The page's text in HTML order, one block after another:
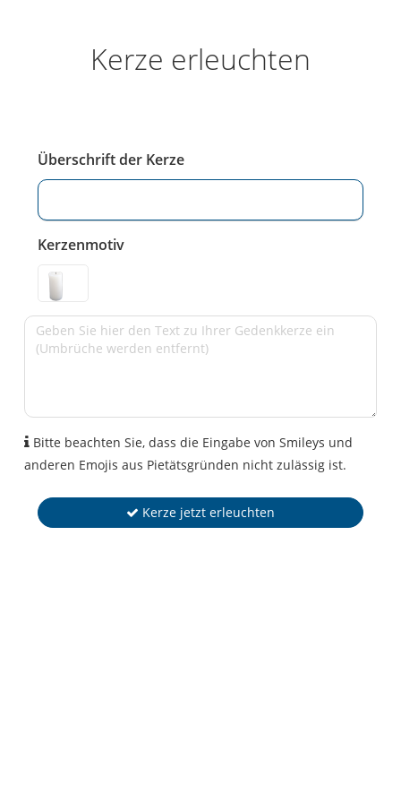
Kerze erleuchten
Überschrift der Kerze
Kerzenmotiv
Bitte beachten Sie, dass die Eingabe von Smileys und
anderen Emojis aus Pietätsgründen nicht zulässig ist.
Kerze jetzt erleuchten